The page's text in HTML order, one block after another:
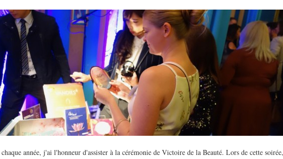
année, j'ai l'honneur d'assister à la cérémonie de Victoire de la Beauté. Lors de cette soirée,